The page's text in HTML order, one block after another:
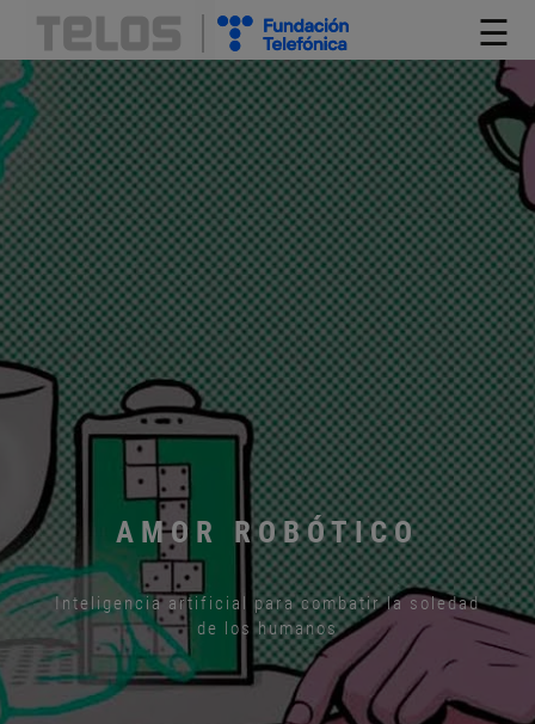
☰
AMOR ROBÓTICO
Inteligencia artificial para combatir la soledad
de los humanos